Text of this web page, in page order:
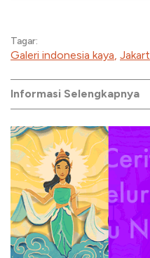
Tagar:
Galeri indonesia kaya
Informasi Selengkapnya